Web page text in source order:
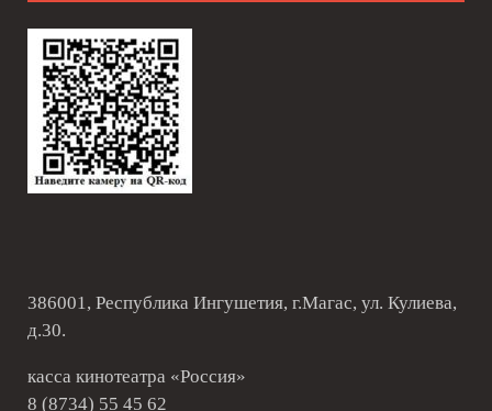
386001, Республика Ингушетия, г.Магас, ул. Кулиева,
д.30.
касса кинотеатра «Россия»
8 (8734) 55 45 62